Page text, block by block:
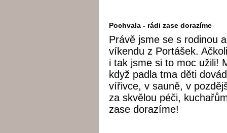
Pochvala - rádi zase dorazíme
Právě jsme se s rodinou
víkendu z Portášek.
i tak jsme si to moc užili!
když padla tma děti
vířivce, v sauně, v
za skvělou péči,
zase dorazíme!